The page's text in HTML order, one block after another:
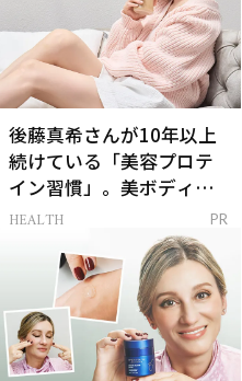
後藤真希さんが10年以上
続けている「美容プロテ
イン習慣」。美ボディを
支える朝ルーティンと
HEALTH PR